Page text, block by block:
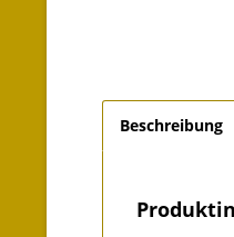
Beschreibung